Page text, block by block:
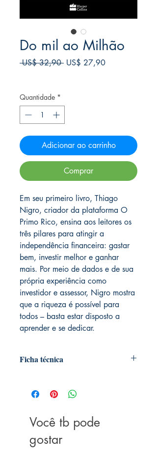
Do mil ao Milhão
US$ 32,90 Preço
US$ 27,90Preço
Quantidade *
Adicionar ao carrinho
Comprar
Em seu primeiro livro, Thiago
Nigro, criador da plataforma O
Primo Rico, ensina aos leitores os
três pilares para atingir a
independência financeira: gastar
bem, investir melhor e ganhar
mais. Por meio de dados e de sua
própria experiência como
investidor e assessor, Nigro mostra
que a riqueza é possível para
todos – basta estar disposto a
aprender e se dedicar.
Ficha técnica
Formato: ‎9.06 x 5.98 x 0.39
Acabamento: Livro brochura
Lançamento: 2018
ISBN:978-85-9508-442-1
Você tb pode
gostar